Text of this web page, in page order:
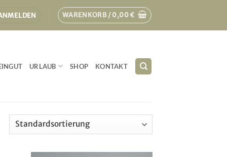
WARENKORB /0,00€
URLAUB SHOP KONTAKT